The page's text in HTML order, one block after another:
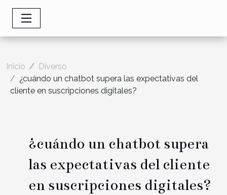
Inicio
Diverso
¿cuándo un chatbot supera las expectativas del
cliente en suscripciones digitales?
¿cuándo un chatbot supera
las expectativas del cliente
en suscripciones digitales?